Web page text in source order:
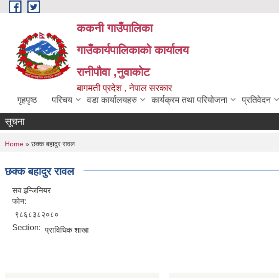
Skip to main content
ककनी गाउँपालिका
गाउँकार्यपालिकाको कार्यालय
रानीपौवा ,नुवाकोट
बागमती प्रदेश , नेपाल सरकार
गृहपृष्ठ परिचय वडा कार्यालयहरु कार्यक्रम तथा परियोजना प्रतिवेदन
सूचना
You are here
Home » छक्क बहादुर रावल
छक्क बहादुर रावल
सव इन्जिनियर
फोन:
९८६८३८२०८०
Section: प्राविधिक शाखा